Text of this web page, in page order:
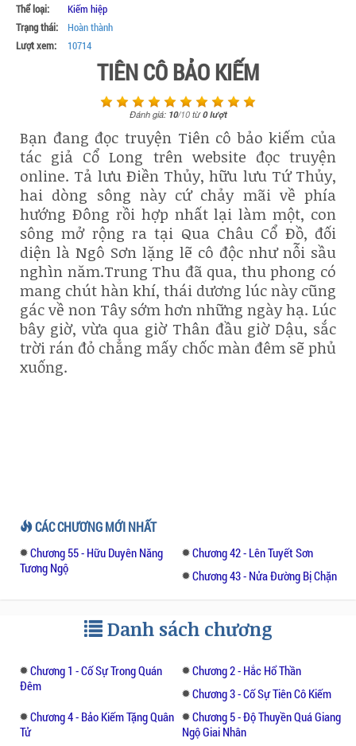
Thể loại:
Kiếm hiệp
Trạng thái:
Hoàn thành
Lượt xem:
10714
TIÊN CÔ BẢO KIẾM
Đánh giá: 10/10từ0lượt
Bạn đang đọc truyện Tiên cô bảo kiếm của
tác giả Cổ Long trên website đọc truyện
online. Tả lưu Điền Thủy, hữu lưu Tứ Thủy,
hai dòng sông này cứ chảy mãi về phía
hướng Đông rồi hợp nhất lại làm một, con
sông mở rộng ra tại Qua Châu Cổ Đồ, đối
diện là Ngô Sơn lặng lẽ cô độc như nỗi sầu
nghìn năm.Trung Thu đã qua, thu phong có
mang chút hàn khí, thái dương lúc này cũng
gác về non Tây sớm hơn những ngày hạ. Lúc
bây giờ, vừa qua giờ Thân đầu giờ Dậu, sắc
trời rán đỏ chẳng mấy chốc màn đêm sẽ phủ
xuống.
CÁC CHƯƠNG MỚI NHẤT
Chương 55 - Hữu Duyên Năng
Tương Ngộ
Chương 42 - Lên Tuyết Sơn
Chương 43 - Nửa Đường Bị Chặn
Danh sách chương
Chương 1 - Cố Sự Trong Quán
Đêm
Chương 2 - Hắc Hổ Thần
Chương 3 - Cố Sự Tiên Cô Kiếm
Chương 4 - Bảo Kiếm Tặng Quân
Tử
Chương 5 - Độ Thuyền Quá Giang
Ngộ Giai Nhân